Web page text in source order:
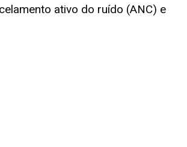
ativo do ruído (ANC) e